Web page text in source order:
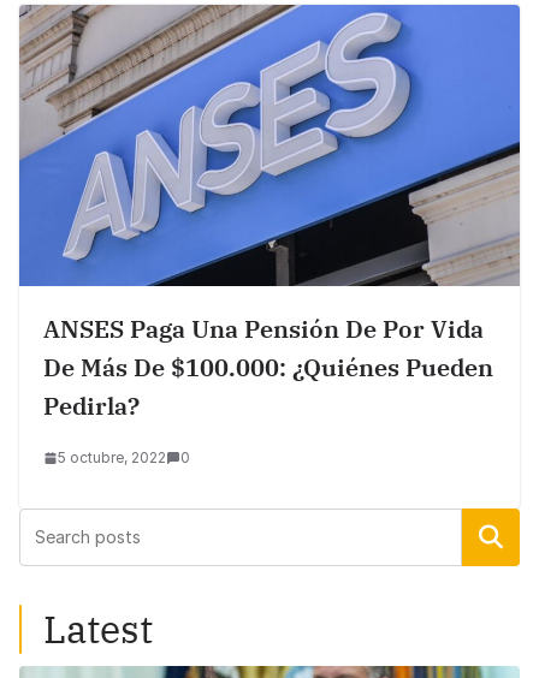
ANSES Paga Una Pensión De Por Vida
De Más De $100.000: ¿Quiénes Pueden
Pedirla?
5 octubre, 2022 0
Buscar
Latest